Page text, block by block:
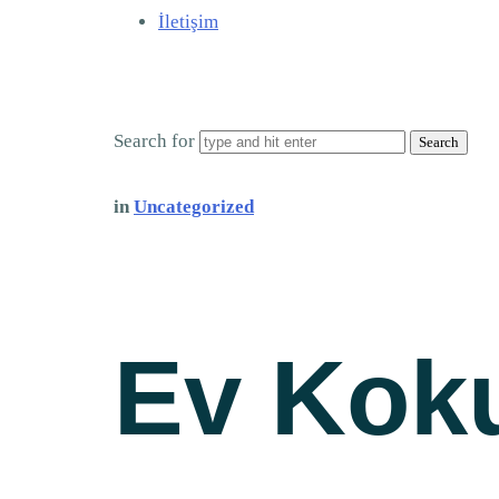
İletişim
Search for
in Uncategorized
Ev